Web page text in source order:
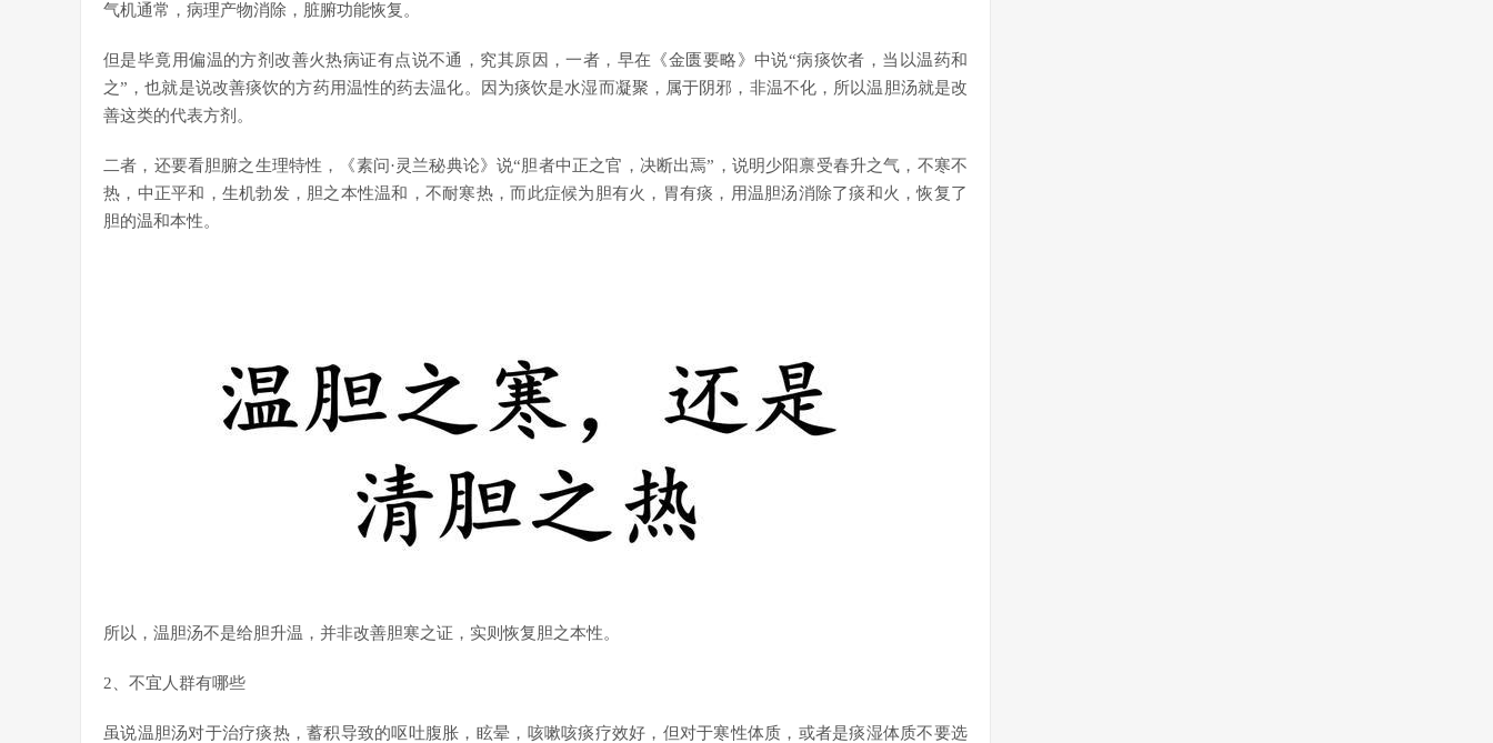
气机通常，病理产物消除，脏腑功能恢复。
但是毕竟用偏温的方剂改善火热病证有点说不通，究其原因，一者，早在《金匮要略》中说“病痰饮者，当以温药和
之”，也就是说改善痰饮的方药用温性的药去温化。因为痰饮是水湿而凝聚，属于阴邪，非温不化，所以温胆汤就是改
善这类的代表方剂。
二者，还要看胆腑之生理特性，《素问·灵兰秘典论》说“胆者中正之官，决断出焉”，说明少阳禀受春升之气，不寒不
热，中正平和，生机勃发，胆之本性温和，不耐寒热，而此症候为胆有火，胃有痰，用温胆汤消除了痰和火，恢复了
胆的温和本性。
所以，温胆汤不是给胆升温，并非改善胆寒之证，实则恢复胆之本性。
2、不宜人群有哪些
虽说温胆汤对于治疗痰热，蓄积导致的呕吐腹胀，眩晕，咳嗽咳痰疗效好，但对于寒性体质，或者是痰湿体质不要选